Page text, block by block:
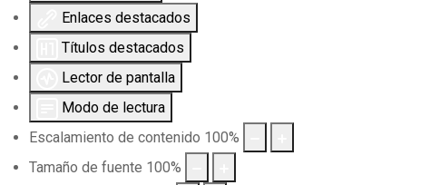
Enlaces destacados
Títulos destacados
Lector de pantalla
Modo de lectura
Escalamiento de contenido 100%
Tamaño de fuente 100%